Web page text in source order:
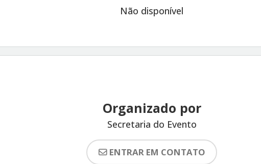
Não disponível
Organizado por
Secretaria do Evento
ENTRAR EM CONTATO